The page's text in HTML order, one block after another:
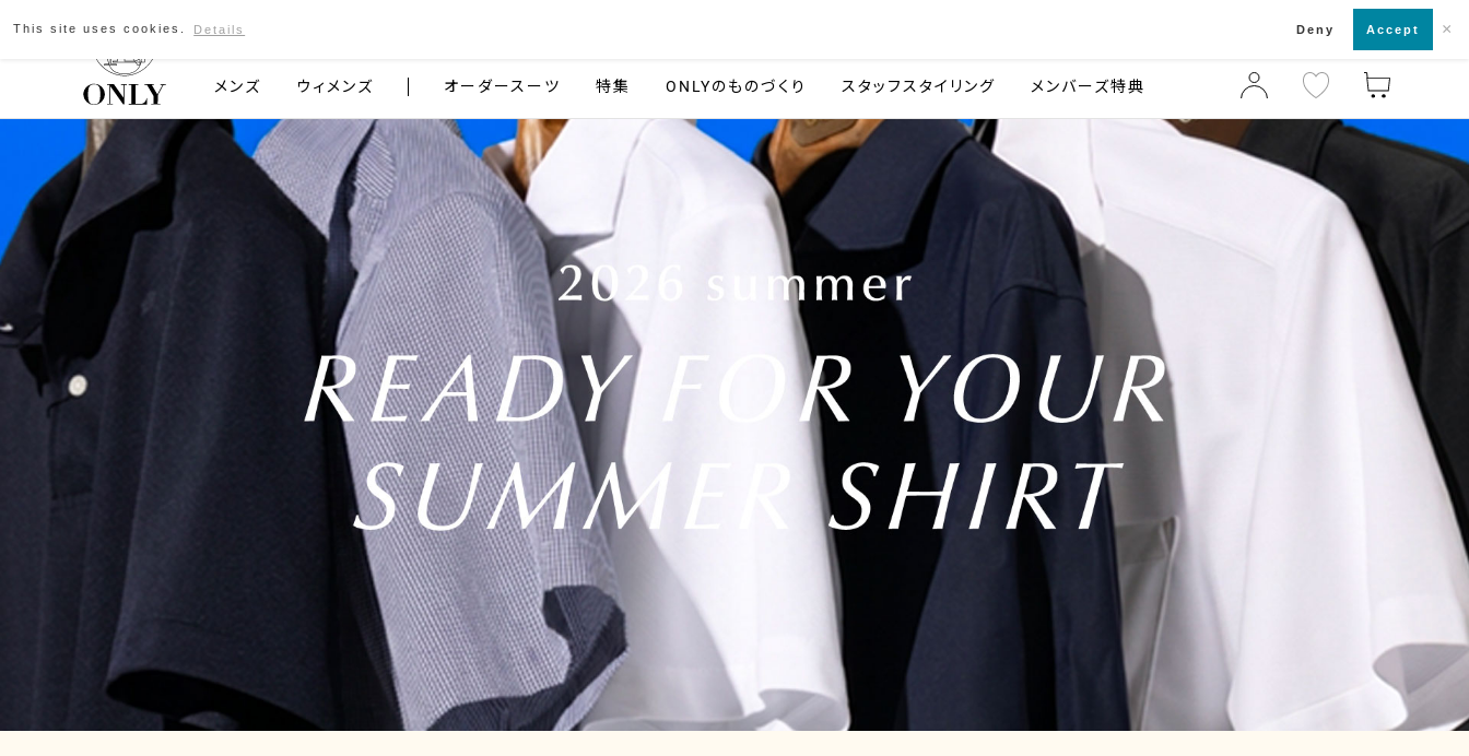
京都発のスーツブランド ONLY 店舗一覧・来店予約
メンズ ウィメンズ オーダースーツ 特集 ONLYのものづくり スタッフスタイリング メンバーズ特典
This site uses cookies. Details Deny Accept ×